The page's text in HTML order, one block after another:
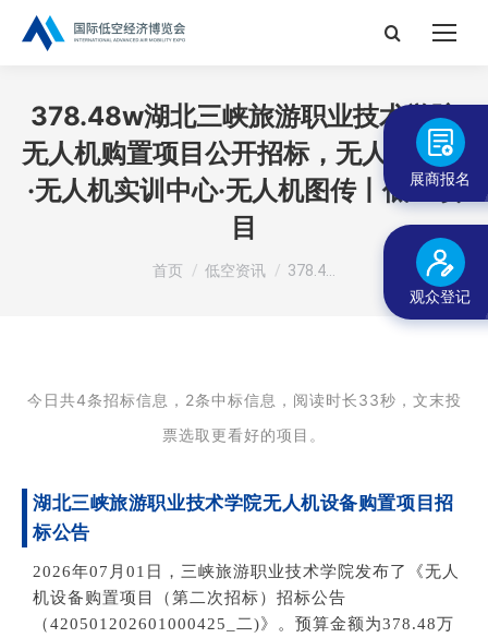
搜
378.48w湖北三峡旅游职业技术学院
无人机购置项目公开招标，无人机防控
·无人机实训中心·无人机图传丨低空项
目
您在这里：
首页 低空资讯 378.4…
今日共4条招标信息，2条中标信息，阅读时长33秒， 文末投
票选取更看好的项目。
湖北三峡旅游职业技术学院无人机设备购置项目招
标公告
2026年07月01日，三峡旅游职业技术学院发布了《无人
机设备购置项目（第二次招标）招标公告
（420501202601000425_二)》。预算金额为378.48万
展商报名
观众登记